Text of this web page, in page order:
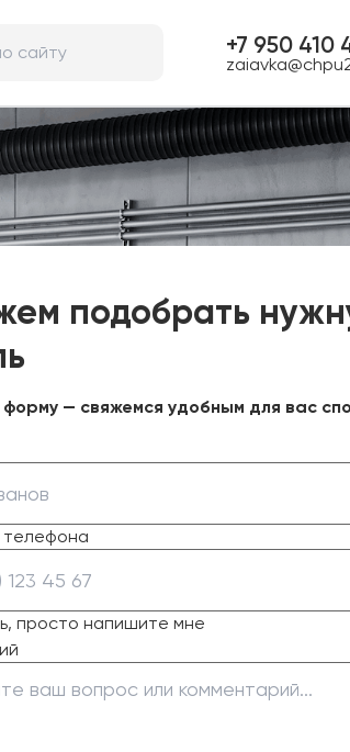
+7 950 410
подобрать
— свяжемся удобным для вас
просто напишите мне